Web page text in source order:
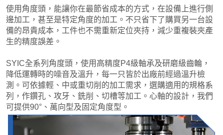
使用角度頭，能讓你在最節省成本的方式，在設備上進行側
邊加工，甚至是特定角度的加工。不只省下了購買另一台設
備的昂貴成本，工件也不需重新定位夾持，減少重複裝夾產
生的精度誤差。
SYIC全系列角度頭，使用高精度P4級軸承及研磨級齒輪，
降低運轉時的噪音及溫升，每一只皆於出廠前經過溫升檢
測。可依據輕、中或重切削的加工需求，選購適用的規格系
列，作鑽孔、攻牙、銑削、切槽等加工。心軸的設計，我們
可提供90°、萬向型及固定角度型。